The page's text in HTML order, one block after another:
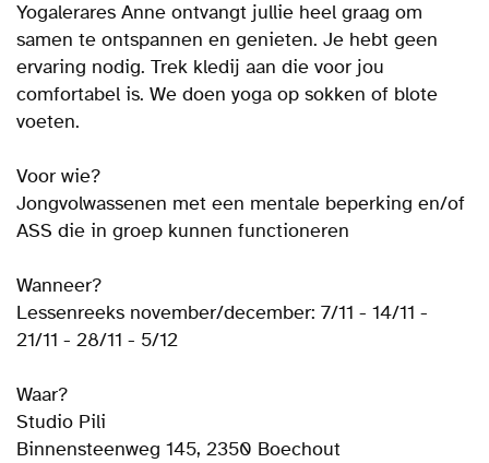
Yogalerares Anne ontvangt jullie heel graag om
samen te ontspannen en genieten. Je hebt geen
ervaring nodig. Trek kledij aan die voor jou
comfortabel is. We doen yoga op sokken of blote
voeten.
Voor wie?
Jongvolwassenen met een mentale beperking en/of
ASS die in groep kunnen functioneren
Wanneer?
Lessenreeks november/december: 7/11 - 14/11 -
21/11 - 28/11 - 5/12
Waar?
Studio Pili
Binnensteenweg 145, 2350 Boechout